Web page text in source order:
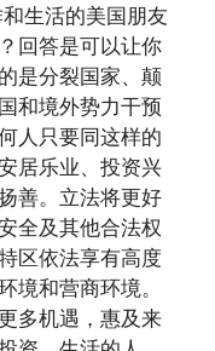
生活的美国朋友
回答是可以让你
是分裂国家、颠
和境外势力干预
人只要同这样的
居乐业、投资兴
善。立法将更好
全及其他合法权
区依法享有高度
境和营商环境。
多机遇，惠及来